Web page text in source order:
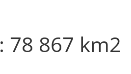
: 78 867 km2